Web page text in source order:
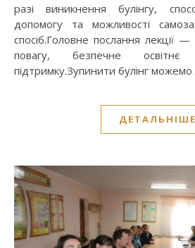
разі виникнення булінгу,
допомогу та можливості
спосіб.Головне послання лекції
повагу, безпечне
підтримку.Зупинити булінг
ДЕТАЛЬНІШЕ